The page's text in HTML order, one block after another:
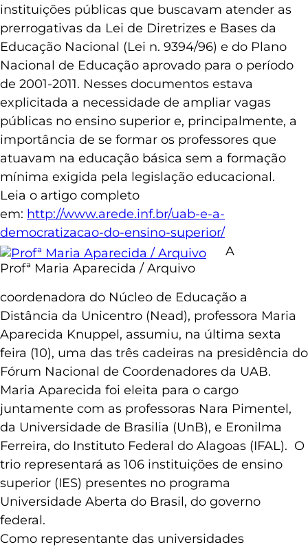
instituições públicas que buscavam atender as
prerrogativas da Lei de Diretrizes e Bases da
Educação Nacional (Lei n. 9394/96) e do Plano
Nacional de Educação aprovado para o período
de 2001-2011. Nesses documentos estava
explicitada a necessidade de ampliar vagas
públicas no ensino superior e, principalmente, a
importância de se formar os professores que
atuavam na educação básica sem a formação
mínima exigida pela legislação educacional.
Leia o artigo completo
em: http://www.arede.inf.br/uab-e-a-
democratizacao-do-ensino-superior/
Profª Maria Aparecida / Arquivo
A
coordenadora do Núcleo de Educação a
Distância da Unicentro (Nead), professora Maria
Aparecida Knuppel, assumiu, na última sexta
feira (10), uma das três cadeiras na presidência do
Fórum Nacional de Coordenadores da UAB.
Maria Aparecida foi eleita para o cargo
juntamente com as professoras Nara Pimentel,
da Universidade de Brasilia (UnB), e Eronilma
Ferreira, do Instituto Federal do Alagoas (IFAL). O
trio representará as 106 instituições de ensino
superior (IES) presentes no programa
Universidade Aberta do Brasil, do governo
federal.
Como representante das universidades